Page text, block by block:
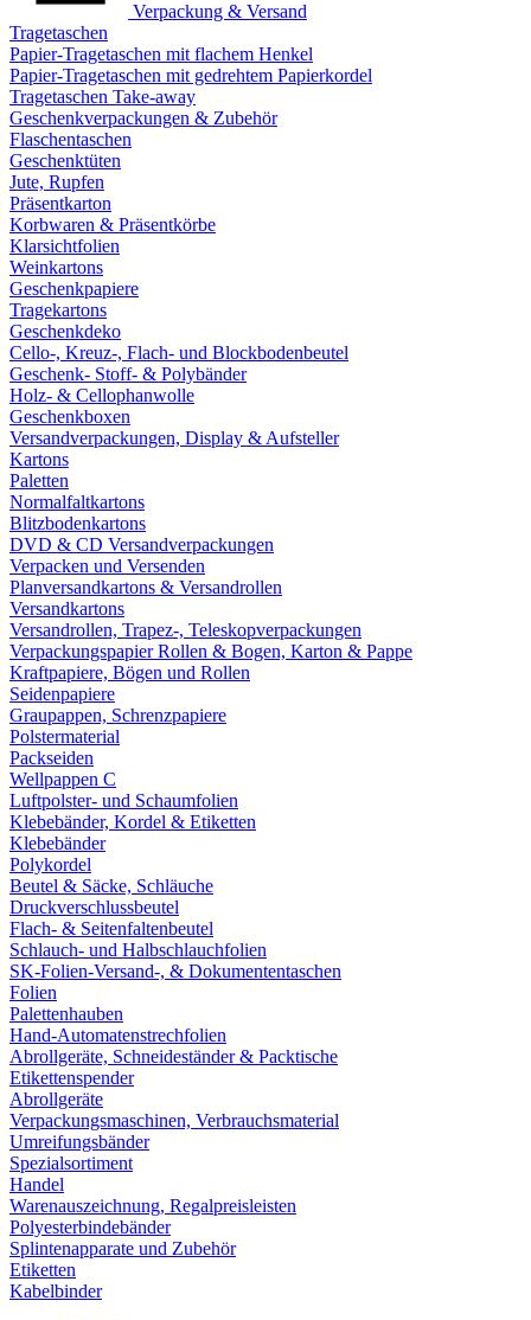
Verpackung & Versand
Tragetaschen
Papier-Tragetaschen mit flachem Henkel
Papier-Tragetaschen mit gedrehtem Papierkordel
Tragetaschen Take-away
Geschenkverpackungen & Zubehör
Flaschentaschen
Geschenktüten
Jute, Rupfen
Präsentkarton
Korbwaren & Präsentkörbe
Klarsichtfolien
Weinkartons
Geschenkpapiere
Tragekartons
Geschenkdeko
Cello-, Kreuz-, Flach- und Blockbodenbeutel
Geschenk- Stoff- & Polybänder
Holz- & Cellophanwolle
Geschenkboxen
Versandverpackungen, Display & Aufsteller
Kartons
Paletten
Normalfaltkartons
Blitzbodenkartons
DVD & CD Versandverpackungen
Verpacken und Versenden
Planversandkartons & Versandrollen
Versandkartons
Versandrollen, Trapez-, Teleskopverpackungen
Verpackungspapier Rollen & Bogen, Karton & Pappe
Kraftpapiere, Bögen und Rollen
Seidenpapiere
Graupappen, Schrenzpapiere
Polstermaterial
Packseiden
Wellpappen C
Luftpolster- und Schaumfolien
Klebebänder, Kordel & Etiketten
Klebebänder
Polykordel
Beutel & Säcke, Schläuche
Druckverschlussbeutel
Flach- & Seitenfaltenbeutel
Schlauch- und Halbschlauchfolien
SK-Folien-Versand-, & Dokumententaschen
Folien
Palettenhauben
Hand-Automatenstrechfolien
Abrollgeräte, Schneideständer & Packtische
Etikettenspender
Abrollgeräte
Verpackungsmaschinen, Verbrauchsmaterial
Umreifungsbänder
Spezialsortiment
Handel
Warenauszeichnung, Regalpreisleisten
Polyesterbindebänder
Splintenapparate und Zubehör
Etiketten
Kabelbinder